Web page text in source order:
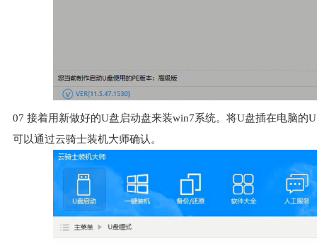
07 接着用新做好的U盘启动盘来装win7系统。将U盘插在电脑的
可以通过云骑士装机大师确认。